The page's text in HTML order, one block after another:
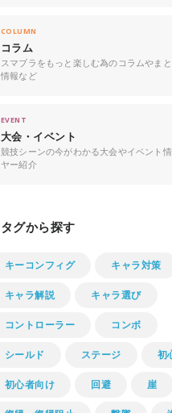
COLUMN
コラム
スマブラをもっと楽しむ為のコラムやま
情報など
EVENT
大会・イベント
競技シーンの今がわかる大会やイベント
ヤー紹介
タグから探す
キーコンフィグ キャラ対策
キャラ解説 キャラ選び
コントローラー コンボ
シールド ステージ 初
初心者向け 回避 崖